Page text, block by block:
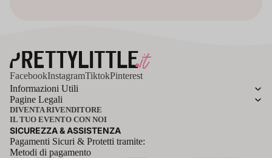
FacebookInstagramTiktokPinterest
Informazioni Utili
Pagine Legali
DIVENTA RIVENDITORE
IL TUO EVENTO CON NOI
SICUREZZA & ASSISTENZA
Pagamenti Sicuri & Protetti tramite:
Metodi di pagamento